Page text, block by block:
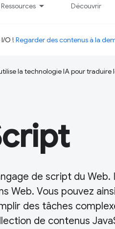
Ressources Découvrir
O ! Regarder des contenus à la
la technologie IA pour
de script du
Web. Vous pouvez
des tâches
de contenus